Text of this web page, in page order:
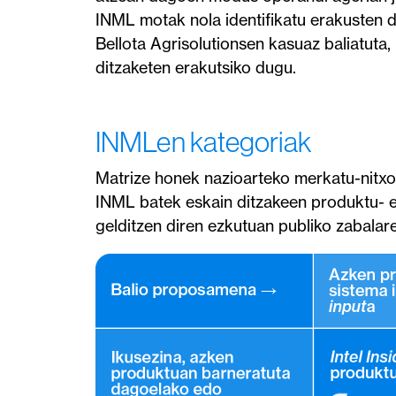
INML motak nola identifikatu erakusten
Bellota Agrisolutionsen kasuaz
ditzaketen erakutsiko dugu.
INMLen kategoriak
Matrize honek nazioarteko merkatu-
INML batek eskain ditzakeen produktu-
gelditzen diren ezkutuan publiko